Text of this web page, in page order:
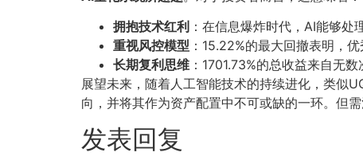
拥抱技术红利 ：在信息爆炸时代，AI能够处
重视风控模型 ：15.22%的最大回撤表明，
长期复利思维 ：1701.73%的总收益来自无
展望未来，随着人工智能技术的持续进化，类似
向，并将其作为资产配置中不可或缺的一环。但需
发表回复